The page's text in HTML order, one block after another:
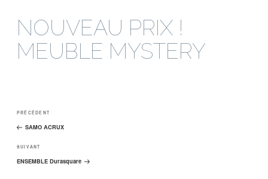
NOUVEAU PRIX !
MEUBLE MYSTERY
Navigation
de
l’article
Article
précédent
PRÉCÉDENT
SAMO ACRUX
Article
suivant
SUIVANT
ENSEMBLE Durasquare